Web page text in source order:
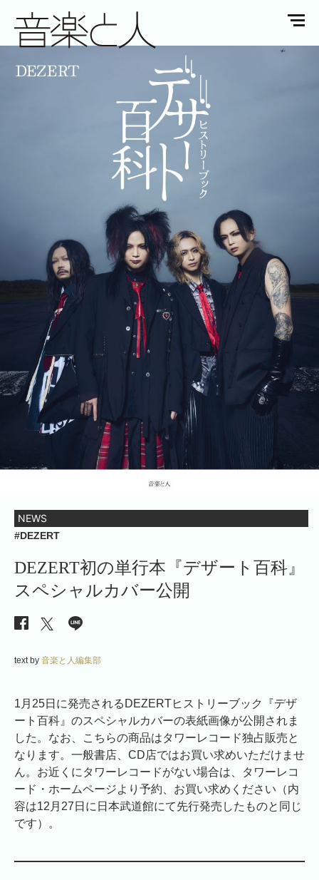
NEWS
#DEZERT
DEZERT初の単行本『デザート百科』
スペシャルカバー公開
text by 音楽と人編集部
1月25日に発売されるDEZERTヒストリーブック『デザ
ート百科』のスペシャルカバーの表紙画像が公開されま
した。なお、こちらの商品はタワーレコード独占販売と
なります。一般書店、CD店ではお買い求めいただけませ
ん。お近くにタワーレコードがない場合は、タワーレコ
ード・ホームページより予約、お買い求めください（内
容は12月27日に日本武道館にて先行発売したものと同じ
です）。